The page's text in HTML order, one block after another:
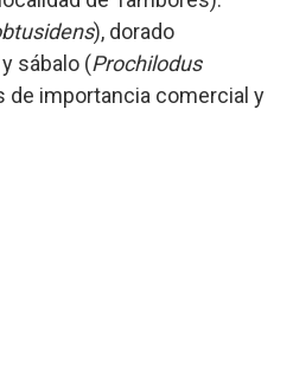
), dorado
sábalo (Prochilodus
de importancia comercial y